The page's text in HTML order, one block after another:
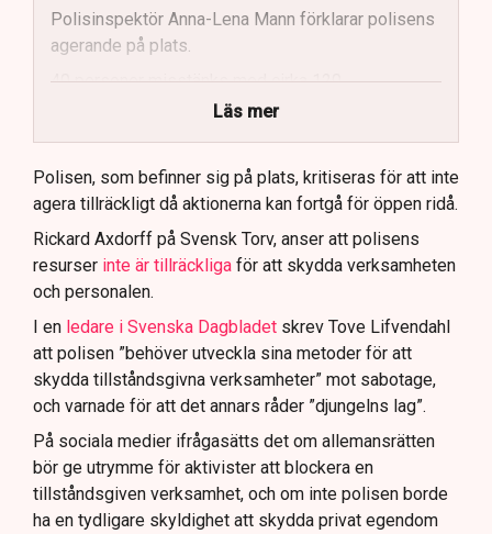
Polisinspektör Anna-Lena Mann förklarar polisens
agerande på plats.
40 personer misstänks med cirka 120
brottsmisstankar kopplade.
Polisen använder drönare och uniformerad polis
för att dokumentera bevis.
Samtidigt är polisarbetet komplext när det gäller
att navigera juridiska rättigheter och gränser.
Läs mer
Polisen, som befinner sig på plats, kritiseras för att inte
agera tillräckligt då aktionerna kan fortgå för öppen ridå.
Rickard Axdorff på Svensk Torv, anser att polisens
resurser inte är tillräckliga för att skydda verksamheten
och personalen.
I en ledare i Svenska Dagbladet skrev Tove Lifvendahl
att polisen ”behöver utveckla sina metoder för att
skydda tillståndsgivna verksamheter” mot sabotage,
och varnade för att det annars råder ”djungelns lag”.
På sociala medier ifrågasätts det om allemansrätten
bör ge utrymme för aktivister att blockera en
tillståndsgiven verksamhet, och om inte polisen borde
ha en tydligare skyldighet att skydda privat egendom